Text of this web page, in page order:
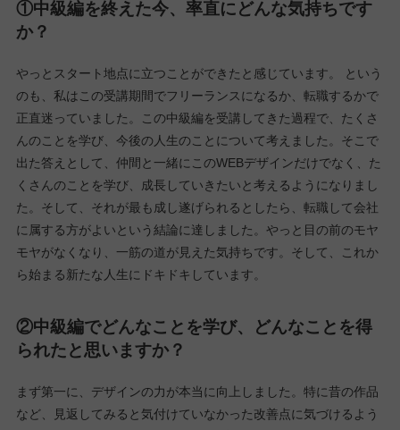
中級編15期生 石橋 卓さん
①中級編を終えた今、率直にどんな気持ちです
か？
やっとスタート地点に立つことができたと感じています。 という
のも、私はこの受講期間でフリーランスになるか、転職するかで